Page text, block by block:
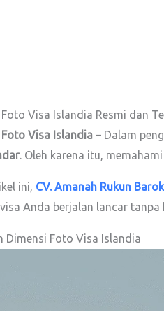
Visa Islandia Resmi dan
Visa Islandia – Dalam
. Oleh karena itu,
ini, CV. Amanah Rukun
Anda berjalan lancar tanpa
Dimensi Foto Visa Islandia